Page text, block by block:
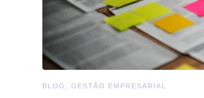
BLOG GESTÃO EMPRESARIAL